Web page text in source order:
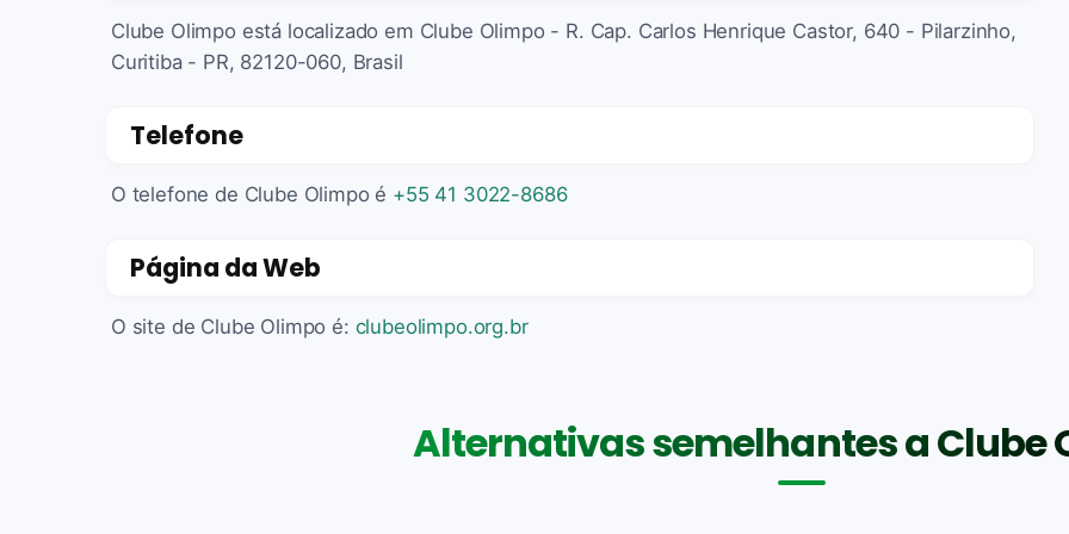
Clube Olimpo está localizado em Clube Olimpo - R. Cap. Carlos Henrique Castor, 640 - Pilarzinho,
Curitiba - PR, 82120-060, Brasil
Telefone
O telefone de Clube Olimpo é +55 41 3022-8686
Página da Web
O site de Clube Olimpo é: clubeolimpo.org.br
Alternativas semelhantes a Clube